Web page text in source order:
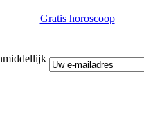
Gratis horoscoop